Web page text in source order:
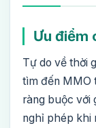
Ưu điểm
Tự do về thời
tìm đến MMO
ràng buộc với
nghỉ phép khi